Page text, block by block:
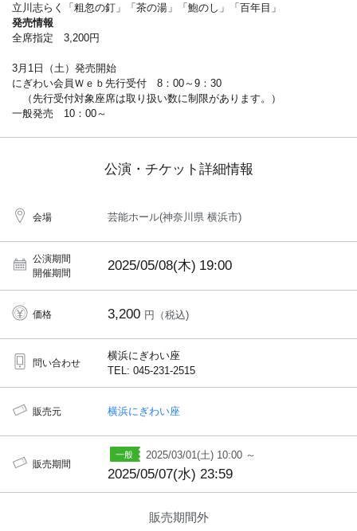
立川志らく「粗忽の釘」「茶の湯」「鮑のし」「百年目」
発売情報
全席指定 3,200円
3月1日（土）発売開始
にぎわい会員Ｗｅｂ先行受付 8：00～9：30
（先行受付対象座席は取り扱い数に制限があります。）
一般発売 10：00～
公演・チケット詳細情報
会場 芸能ホール(神奈川県 横浜市)
公演期間
開催期間
2025/05/08(木) 19:00
価格 3,200 円（税込)
問い合わせ
横浜にぎわい座
TEL: 045-231-2515
販売元 横浜にぎわい座
販売期間
2025/03/01(土) 10:00 ～
2025/05/07(水) 23:59
販売期間外